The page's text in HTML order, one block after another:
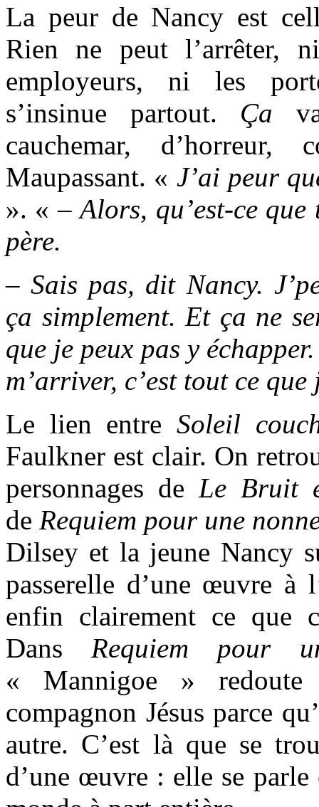
La peur de Nancy est
Rien ne peut l’arrêter,
employeurs, ni les
s’insinue partout. Ça
cauchemar,
Maupassant. « J’ai peur
». « –Alors, qu’est-ce
père.
– Sais pas, dit Nancy.
ça simplement. Et ça ne
que je peux pas y
m’arriver, c’est tout ce
Le lien entre Soleil
Faulkner est clair. On
personnages de Le Bruit
de Requiem pour une
Dilsey et la jeune Nancy
passerelle d’une œuvre à
enfin clairement ce que
DansRequiem pour
« Mannigoe »
compagnon Jésus parce
autre. C’est là que se
d’une œuvre : elle se